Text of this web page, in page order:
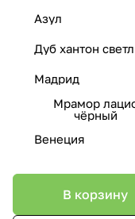
Азул
Дуб хантон светл
Мадрид
Мрамор
чёрный
Венеция
В корзину